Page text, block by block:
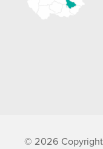
© 2026 Copyright